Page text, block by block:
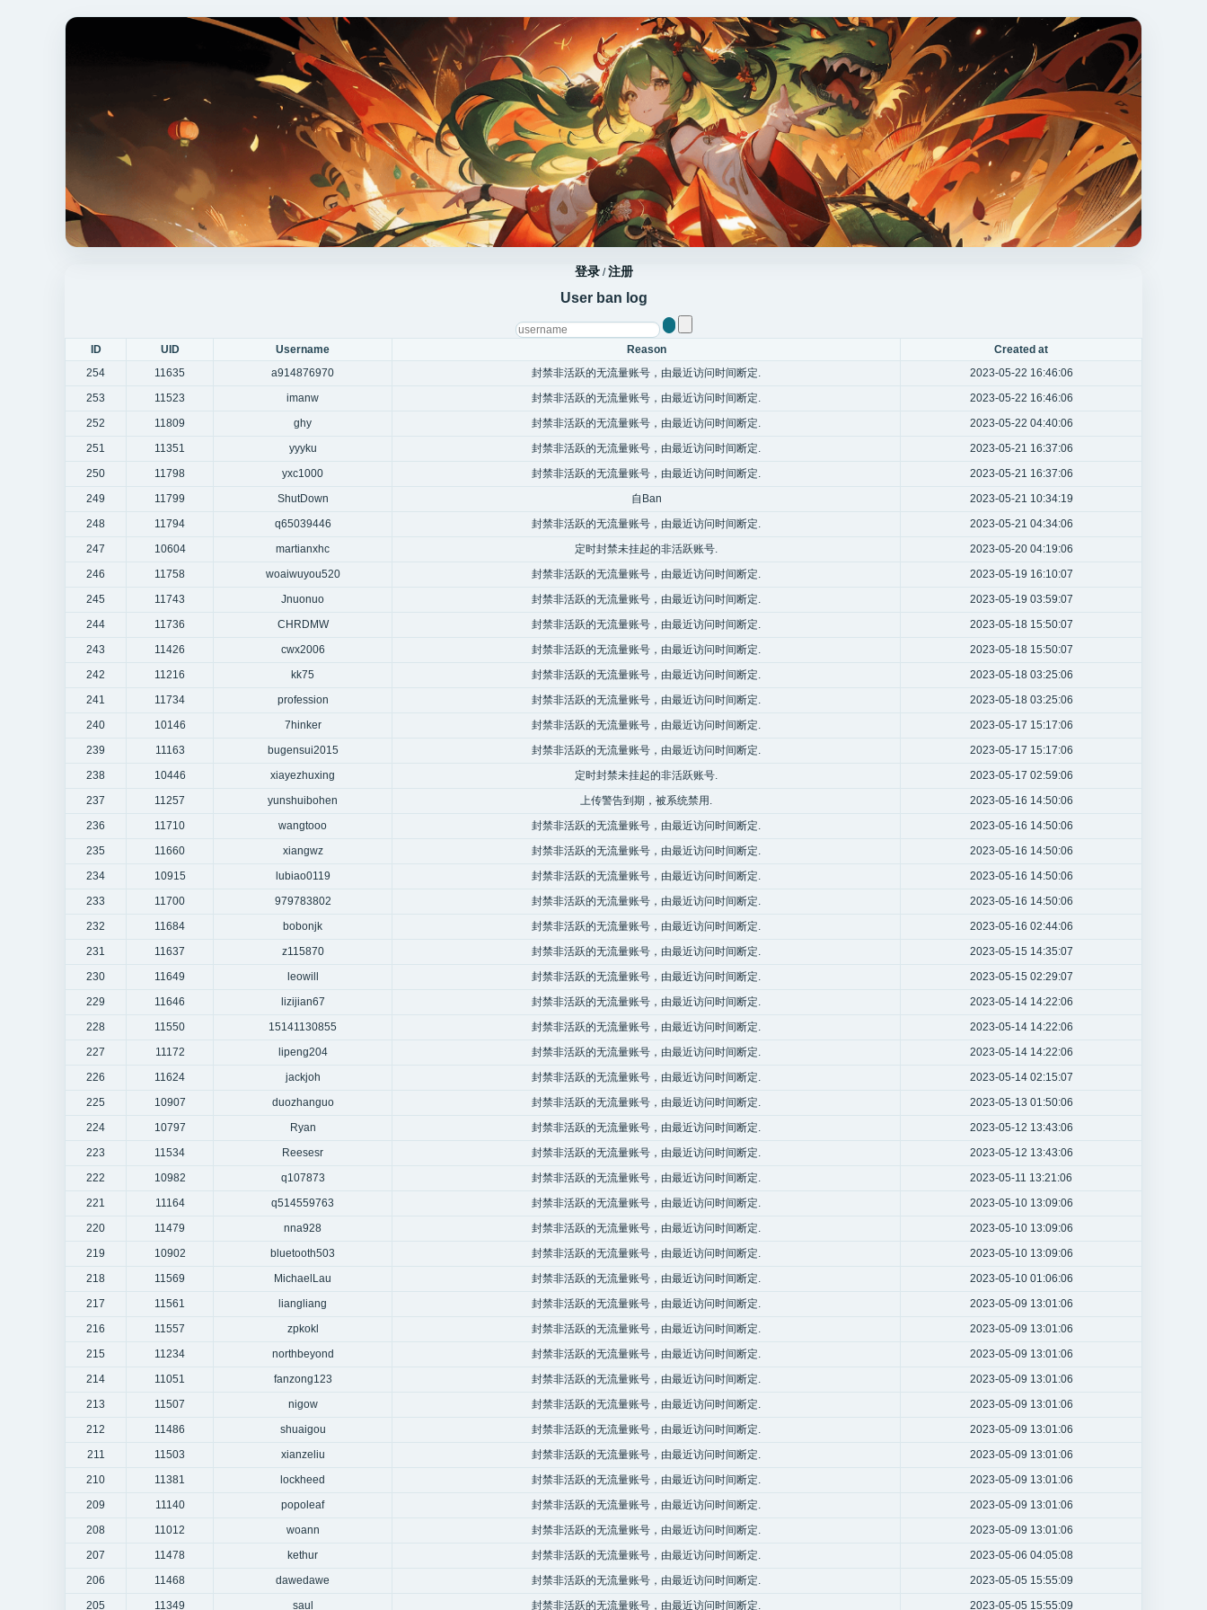
登录/注册
User ban log
ID UID Username Reason
Created at
254
11635 a914876970 封禁非活跃的无流量账号，由最近访问时间断定.
2023-05-22 16:46:06
253
11523 imanw 封禁非活跃的无流量账号，由最近访问时间断定.
2023-05-22 16:46:06
252
11809 ghy 封禁非活跃的无流量账号，由最近访问时间断定.
2023-05-22 04:40:06
251
11351 yyyku 封禁非活跃的无流量账号，由最近访问时间断定.
2023-05-21 16:37:06
250
11798 yxc1000 封禁非活跃的无流量账号，由最近访问时间断定.
2023-05-21 16:37:06
249
11799 ShutDown 自Ban
2023-05-21 10:34:19
248
11794 q65039446 封禁非活跃的无流量账号，由最近访问时间断定.
2023-05-21 04:34:06
247
10604 martianxhc 定时封禁未挂起的非活跃账号.
2023-05-20 04:19:06
246
11758 woaiwuyou520 封禁非活跃的无流量账号，由最近访问时间断定.
2023-05-19 16:10:07
245
11743 Jnuonuo 封禁非活跃的无流量账号，由最近访问时间断定.
2023-05-19 03:59:07
244
11736 CHRDMW 封禁非活跃的无流量账号，由最近访问时间断定.
2023-05-18 15:50:07
243
11426 cwx2006 封禁非活跃的无流量账号，由最近访问时间断定.
2023-05-18 15:50:07
242
11216 kk75 封禁非活跃的无流量账号，由最近访问时间断定.
2023-05-18 03:25:06
241
11734 profession 封禁非活跃的无流量账号，由最近访问时间断定.
2023-05-18 03:25:06
240
10146 7hinker 封禁非活跃的无流量账号，由最近访问时间断定.
2023-05-17 15:17:06
239
11163 bugensui2015 封禁非活跃的无流量账号，由最近访问时间断定.
2023-05-17 15:17:06
238
10446 xiayezhuxing 定时封禁未挂起的非活跃账号.
2023-05-17 02:59:06
237
11257 yunshuibohen 上传警告到期，被系统禁用.
2023-05-16 14:50:06
236
11710 wangtooo 封禁非活跃的无流量账号，由最近访问时间断定.
2023-05-16 14:50:06
235
11660 xiangwz 封禁非活跃的无流量账号，由最近访问时间断定.
2023-05-16 14:50:06
234
10915 lubiao0119 封禁非活跃的无流量账号，由最近访问时间断定.
2023-05-16 14:50:06
233
11700 979783802 封禁非活跃的无流量账号，由最近访问时间断定.
2023-05-16 14:50:06
232
11684 bobonjk 封禁非活跃的无流量账号，由最近访问时间断定.
2023-05-16 02:44:06
231
11637 z115870 封禁非活跃的无流量账号，由最近访问时间断定.
2023-05-15 14:35:07
230
11649 leowill 封禁非活跃的无流量账号，由最近访问时间断定.
2023-05-15 02:29:07
229
11646 lizijian67 封禁非活跃的无流量账号，由最近访问时间断定.
2023-05-14 14:22:06
228
11550 15141130855 封禁非活跃的无流量账号，由最近访问时间断定.
2023-05-14 14:22:06
227
11172 lipeng204 封禁非活跃的无流量账号，由最近访问时间断定.
2023-05-14 14:22:06
226
11624 jackjoh 封禁非活跃的无流量账号，由最近访问时间断定.
2023-05-14 02:15:07
225
10907 duozhanguo 封禁非活跃的无流量账号，由最近访问时间断定.
2023-05-13 01:50:06
224
10797 Ryan 封禁非活跃的无流量账号，由最近访问时间断定.
2023-05-12 13:43:06
223
11534 Reesesr 封禁非活跃的无流量账号，由最近访问时间断定.
2023-05-12 13:43:06
222
10982 q107873 封禁非活跃的无流量账号，由最近访问时间断定.
2023-05-11 13:21:06
221
11164 q514559763 封禁非活跃的无流量账号，由最近访问时间断定.
2023-05-10 13:09:06
220
11479 nna928 封禁非活跃的无流量账号，由最近访问时间断定.
2023-05-10 13:09:06
219
10902 bluetooth503 封禁非活跃的无流量账号，由最近访问时间断定.
2023-05-10 13:09:06
218
11569 MichaelLau 封禁非活跃的无流量账号，由最近访问时间断定.
2023-05-10 01:06:06
217
11561 liangliang 封禁非活跃的无流量账号，由最近访问时间断定.
2023-05-09 13:01:06
216
11557 zpkokl 封禁非活跃的无流量账号，由最近访问时间断定.
2023-05-09 13:01:06
215
11234 northbeyond 封禁非活跃的无流量账号，由最近访问时间断定.
2023-05-09 13:01:06
214
11051 fanzong123 封禁非活跃的无流量账号，由最近访问时间断定.
2023-05-09 13:01:06
213
11507 nigow 封禁非活跃的无流量账号，由最近访问时间断定.
2023-05-09 13:01:06
212
11486 shuaigou 封禁非活跃的无流量账号，由最近访问时间断定.
2023-05-09 13:01:06
211
11503 xianzeliu 封禁非活跃的无流量账号，由最近访问时间断定.
2023-05-09 13:01:06
210
11381 lockheed 封禁非活跃的无流量账号，由最近访问时间断定.
2023-05-09 13:01:06
209
11140 popoleaf 封禁非活跃的无流量账号，由最近访问时间断定.
2023-05-09 13:01:06
208
11012 woann 封禁非活跃的无流量账号，由最近访问时间断定.
2023-05-09 13:01:06
207
11478 kethur 封禁非活跃的无流量账号，由最近访问时间断定.
2023-05-06 04:05:08
206
11468 dawedawe 封禁非活跃的无流量账号，由最近访问时间断定.
2023-05-05 15:55:09
205
11349 saul 封禁非活跃的无流量账号，由最近访问时间断定. 2023-05-05 15:55:09